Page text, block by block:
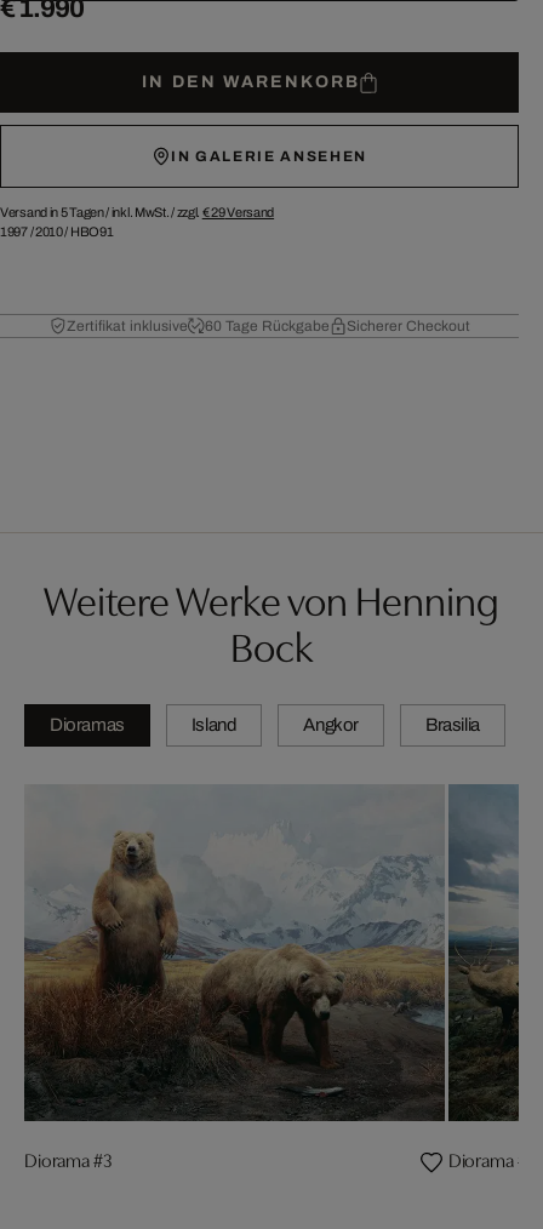
€ 1.990
IN DEN WARENKORB
IN GALERIE ANSEHEN
Versand in 5 Tagen /inkl. MwSt. / zzgl. € 29Versand
1997/2010/ HBO91
Zertifikat inklusive 60 Tage Rückgabe Sicherer Checkout
Weitere Werke von Henning
Bock
Dioramas Island Angkor Brasilia
Diorama #3 Diorama #4